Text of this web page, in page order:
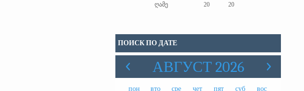
ღამე
20 20
ПОИСК ПО ДАТЕ
АВГУСТ 2026
пон вто сре чет пят суб вос